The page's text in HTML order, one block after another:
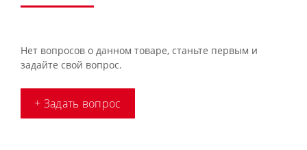
Нет вопросов о данном товаре, станьте первым и
задайте свой вопрос.
+ Задать вопрос